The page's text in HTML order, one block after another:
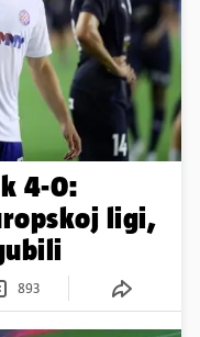
4-0:
ligi,
893